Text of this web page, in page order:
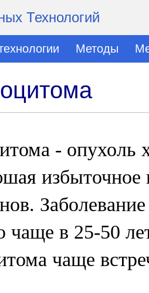
Технологий
Методы
- опухоль
избыточное
чаще в 25-50
чаще